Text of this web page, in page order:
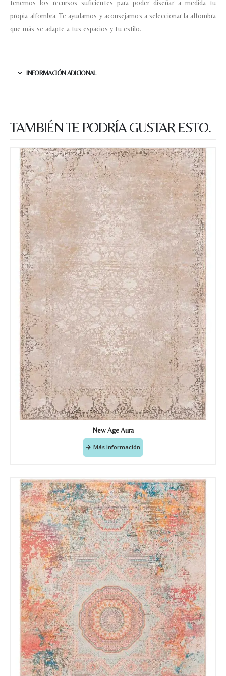
tenemos los recursos suficientes para poder diseñar a medida tu
propia alfombra. Te ayudamos y aconsejamos a seleccionar la alfombra
que más se adapte a tus espacios y tu estilo.
INFORMACIÓN ADICIONAL
TAMBIÉN TE PODRÍA GUSTAR ESTO.
New Age Aura
Más Información
Teléfono
Correo electronico *
Tu mensaje.
Nombre y Referencia del producto*
Acuerdo RGPD*
Doy mi consentimiento para que
esta web almacene la
información que envío para que
puedan responder a mi petición.
Recibir mi oferta